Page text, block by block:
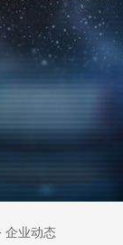
企业动态